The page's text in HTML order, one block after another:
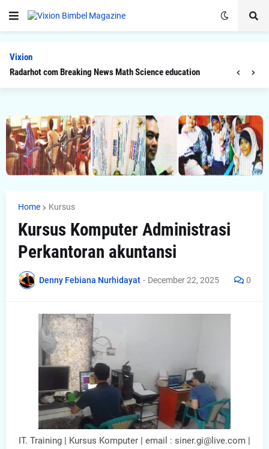
Vixion
Radarhot com Breaking News Math Science education
Home Kursus
Kursus Komputer Administrasi
Perkantoran akuntansi
Denny Febiana Nurhidayat - December 22, 2025 0
IT. Training | Kursus Komputer | email : siner.gi@live.com |